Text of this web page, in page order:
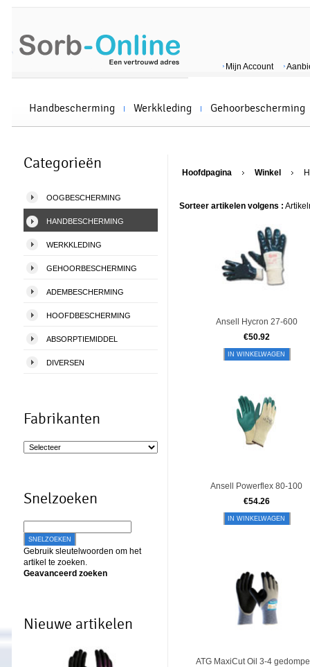
Mijn Account
Handbescherming Werkkleding Gehoorbescherming
Categorieën
OOGBESCHERMING
HANDBESCHERMING
WERKKLEDING
GEHOORBESCHERMING
ADEMBESCHERMING
HOOFDBESCHERMING
ABSORPTIEMIDDEL
DIVERSEN
Fabrikanten
Snelzoeken
SNELZOEKEN
Gebruik sleutelwoorden om het
artikel te zoeken.
Geavanceerd zoeken
Nieuwe artikelen
Hoofdpagina Winkel
Sorteer artikelen volgens :
Ansell Hycron 27-600
€50.92
IN WINKELWAGEN
Ansell Powerflex 80-100
€54.26
IN WINKELWAGEN
ATG MaxiCut Oil 3-4